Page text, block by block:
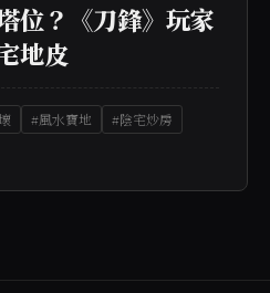
位？《刀鋒》玩家
地皮
#風水寶地
#陰宅炒房